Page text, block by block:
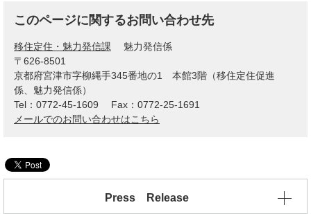
このページに関するお問い合わせ先
移住定住・魅力発信課
魅力発信係
〒626-8501
京都府宮津市字柳縄手345番地の1 本館3階（移住定住促進
係、魅力発信係）
Tel：0772-45-1609
Fax：0772-25-1691
メールでのお問い合わせはこちら
Press Release